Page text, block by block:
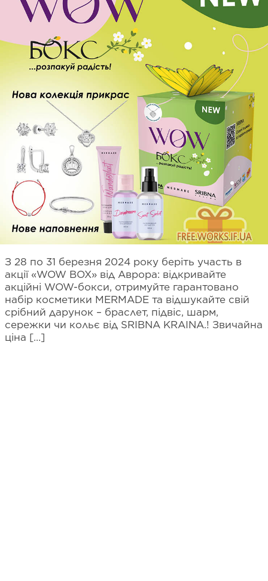
З 28 по 31 березня 2024 року беріть участь в
акції «WOW BOX» від Аврора: відкривайте
акційні WOW-бокси, отримуйте гарантовано
набір косметики MERMADE та відшукайте свій
срібний дарунок – браслет, підвіс, шарм,
сережки чи кольє від SRIBNA KRAINA.! Звичайна
ціна […]